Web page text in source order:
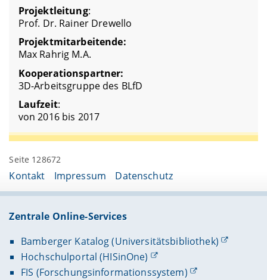
Projektleitung:
Prof. Dr. Rainer Drewello
Projektmitarbeitende:
Max Rahrig M.A.
Kooperationspartner:
3D-Arbeitsgruppe des BLfD
Laufzeit:
von 2016 bis 2017
Seite 128672
Kontakt Impressum Datenschutz
Zentrale Online-Services
Bamberger Katalog (Universitätsbibliothek)
Hochschulportal (HISinOne)
FIS (Forschungsinformationssystem)